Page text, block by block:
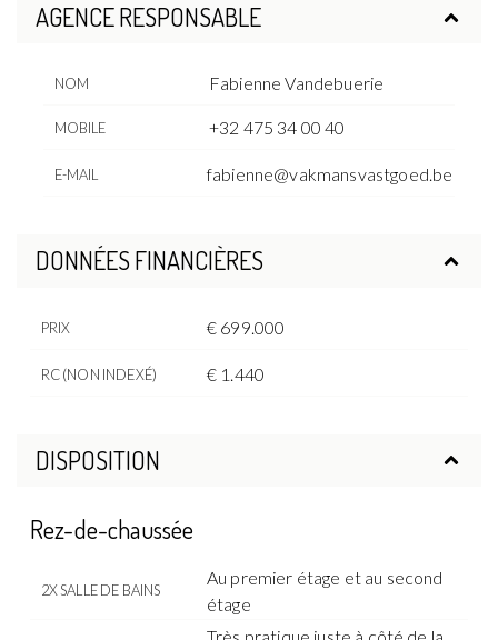
AGENCE RESPONSABLE
NOM Fabienne Vandebuerie
MOBILE +32 475 34 00 40
E-MAIL fabienne@vakmansvastgoed.be
DONNÉES FINANCIÈRES
PRIX € 699.000
RC (NON INDEXÉ) € 1.440
DISPOSITION
Rez-de-chaussée
2X SALLE DE BAINS
Au premier étage et au second
étage
Très pratique juste à côté de la